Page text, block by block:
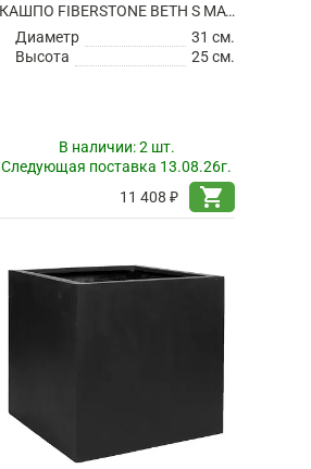
КАШПО FIBERSTONE BETH S MATT BLACK
Диаметр
31 см.
Высота
25 см.
В наличии:2 шт.
Следующая поставка 13.08.26г.
11 408 ₽
shopping_cart